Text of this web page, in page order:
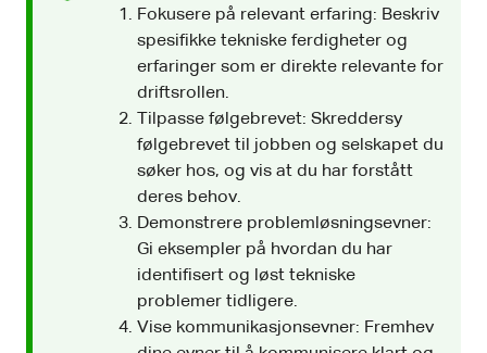
Fokusere på relevant erfaring: Beskriv
spesifikke tekniske ferdigheter og
erfaringer som er direkte relevante for
driftsrollen.
Tilpasse følgebrevet: Skreddersy
følgebrevet til jobben og selskapet du
søker hos, og vis at du har forstått
deres behov.
Demonstrere problemløsningsevner:
Gi eksempler på hvordan du har
identifisert og løst tekniske
problemer tidligere.
Vise kommunikasjonsevner: Fremhev